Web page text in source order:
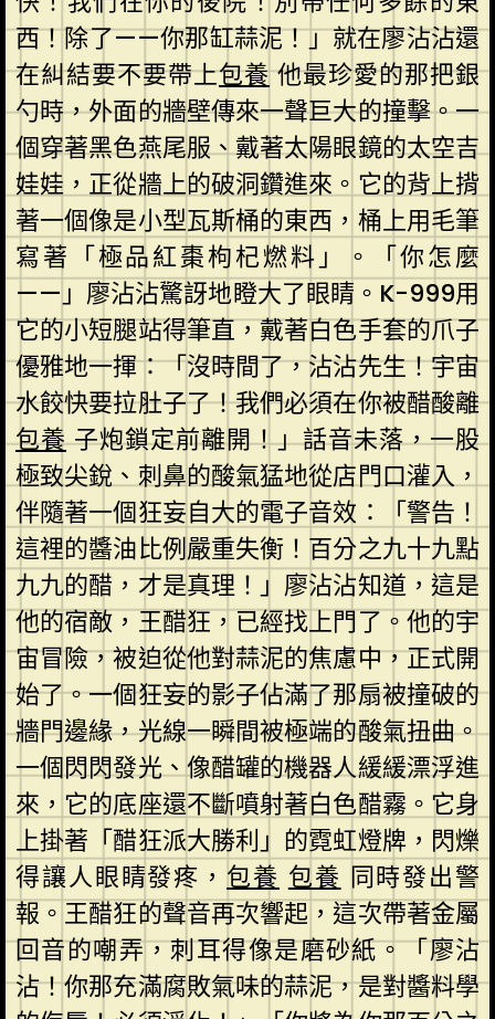
西！除了——你那缸蒜泥！」就在廖沾沾還
在糾結要不要帶上包養他最珍愛的那把銀
勺時，外面的牆壁傳來一聲巨大的撞擊。一
個穿著黑色燕尾服、戴著太陽眼鏡的太空吉
娃娃，正從牆上的破洞鑽進來。它的背上揹
著一個像是小型瓦斯桶的東西，桶上用毛筆
寫著「極品紅棗枸杞燃料」。「你怎麼
——」廖沾沾驚訝地瞪大了眼睛。K-999用
它的小短腿站得筆直，戴著白色手套的爪子
優雅地一揮：「沒時間了，沾沾先生！宇宙
水餃快要拉肚子了！我們必須在你被醋酸離
包養子炮鎖定前離開！」話音未落，一股
極致尖銳、刺鼻的酸氣猛地從店門口灌入，
伴隨著一個狂妄自大的電子音效：「警告！
這裡的醬油比例嚴重失衡！百分之九十九點
九九的醋，才是真理！」廖沾沾知道，這是
他的宿敵，王醋狂，已經找上門了。他的宇
宙冒險，被迫從他對蒜泥的焦慮中，正式開
始了。一個狂妄的影子佔滿了那扇被撞破的
牆門邊緣，光線一瞬間被極端的酸氣扭曲。
一個閃閃發光、像醋罐的機器人緩緩漂浮進
來，它的底座還不斷噴射著白色醋霧。它身
上掛著「醋狂派大勝利」的霓虹燈牌，閃爍
得讓人眼睛發疼， 包養 包養 同時發出警
報。王醋狂的聲音再次響起，這次帶著金屬
回音的嘲弄，刺耳得像是磨砂紙。「廖沾
沾！你那充滿腐敗氣味的蒜泥，是對醬料學